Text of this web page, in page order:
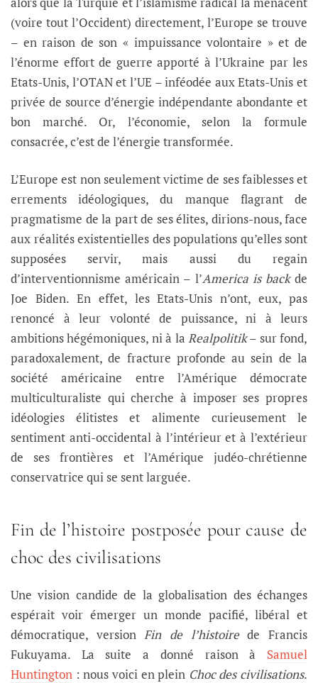
(voire tout l’Occident) directement, l’Europe se trouve
– en raison de son « impuissance volontaire » et de
l’énorme effort de guerre apporté à l’Ukraine par les
Etats-Unis, l’OTAN et l’UE – inféodée aux Etats-Unis et
privée de source d’énergie indépendante abondante et
bon marché. Or, l’économie, selon la formule
consacrée, c’est de l’énergie transformée.
L’Europe est non seulement victime de ses faiblesses et
errements idéologiques, du manque flagrant de
pragmatisme de la part de ses élites, dirions-nous, face
aux réalités existentielles des populations qu’elles sont
supposées servir, mais aussi du regain
d’interventionnisme américain – l’America is backde
Joe Biden. En effet, les Etats-Unis n’ont, eux, pas
renoncé à leur volonté de puissance, ni à leurs
ambitions hégémoniques, ni à la Realpolitik– sur fond,
paradoxalement, de fracture profonde au sein de la
société américaine entre l’Amérique démocrate
multiculturaliste qui cherche à imposer ses propres
idéologies élitistes et alimente curieusement le
sentiment anti-occidental à l’intérieur et à l’extérieur
de ses frontières et l’Amérique judéo-chrétienne
conservatrice qui se sent larguée.
Fin de l’histoire postposée pour cause de
choc des civilisations
Une vision candide de la globalisation des échanges
espérait voir émerger un monde pacifié, libéral et
démocratique, versionFin de l’histoirede Francis
Fukuyama. La suite a donné raison à Samuel
Huntington : nous voici en plein Choc des civilisations.